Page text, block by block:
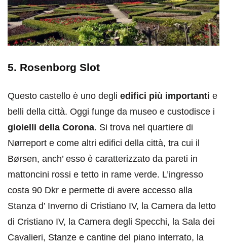
5. Rosenborg Slot
Questo castello è uno degli edifici più importanti e
belli della città. Oggi funge da museo e custodisce i
gioielli della Corona. Si trova nel quartiere di
Nørreport e come altri edifici della città, tra cui il
Børsen, anch’ esso è caratterizzato da pareti in
mattoncini rossi e tetto in rame verde. L’ingresso
costa 90 Dkr e permette di avere accesso alla
Stanza d’ Inverno di Cristiano IV, la Camera da letto
di Cristiano IV, la Camera degli Specchi, la Sala dei
Cavalieri, Stanze e cantine del piano interrato, la